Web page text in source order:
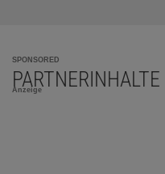
SPONSORED
PARTNERINHALTE
Anzeige